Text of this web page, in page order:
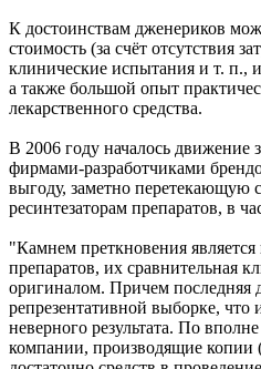
К достоинствам дженериков
стоимость (за счёт отсутствия
клинические испытания и т. п.,
а также большой опыт
лекарственного средства.
В 2006 году началось движение
фирмами-разработчиками
выгоду, заметно перетекающую
ресинтезаторам препаратов, в
"Камнем преткновения
препаратов, их сравнительная
оригиналом. Причем последняя
репрезентативной выборке, что
неверного результата. По
компании, производящие копии